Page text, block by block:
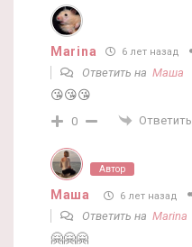
Marina 6 лет назад
Ответить на Маша
😘😘😘
0 Ответить
Автор
Маша 6 лет назад
Ответить на Marina
🤗🤗🤗